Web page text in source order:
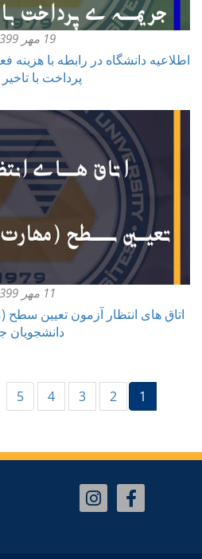
19 مهر 1399
اطلاعیه دانشگاه در رابطه با
پرداخت با
11 مهر 1399
اتاق های انتظار آزمون تعیین سطح
دانشجویان
1
2
3
4
5